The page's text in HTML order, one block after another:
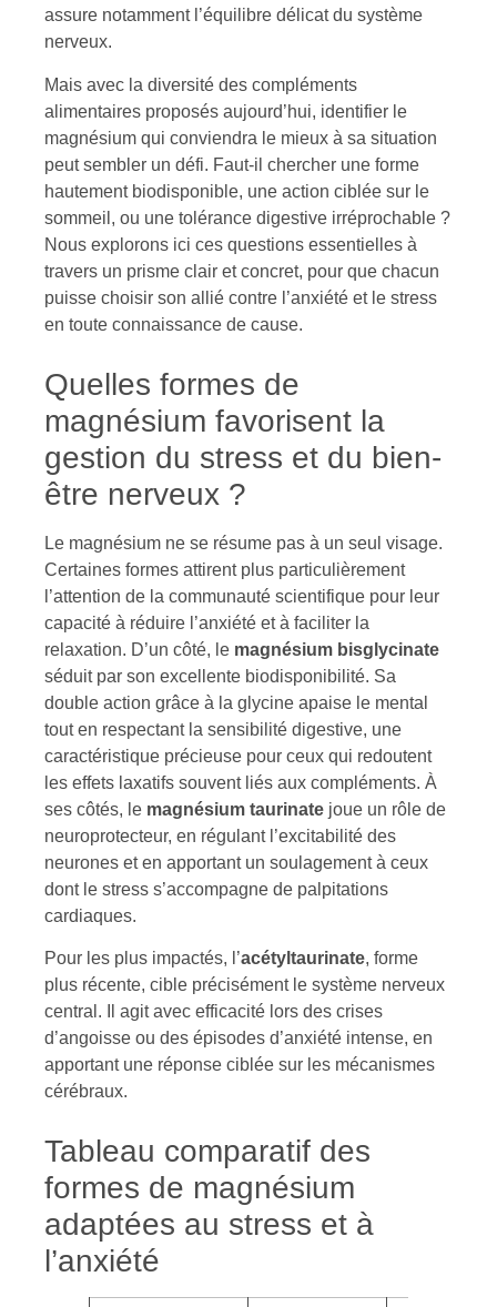
assure notamment l’équilibre délicat du système
nerveux.
Mais avec la diversité des compléments
alimentaires proposés aujourd’hui, identifier le
magnésium qui conviendra le mieux à sa situation
peut sembler un défi. Faut-il chercher une forme
hautement biodisponible, une action ciblée sur le
sommeil, ou une tolérance digestive irréprochable ?
Nous explorons ici ces questions essentielles à
travers un prisme clair et concret, pour que chacun
puisse choisir son allié contre l’anxiété et le stress
en toute connaissance de cause.
Quelles formes de
magnésium favorisent la
gestion du stress et du bien-
être nerveux ?
Le magnésium ne se résume pas à un seul visage.
Certaines formes attirent plus particulièrement
l’attention de la communauté scientifique pour leur
capacité à réduire l’anxiété et à faciliter la
relaxation. D’un côté, le magnésium bisglycinate
séduit par son excellente biodisponibilité. Sa
double action grâce à la glycine apaise le mental
tout en respectant la sensibilité digestive, une
caractéristique précieuse pour ceux qui redoutent
les effets laxatifs souvent liés aux compléments. À
ses côtés, le magnésium taurinate joue un rôle de
neuroprotecteur, en régulant l’excitabilité des
neurones et en apportant un soulagement à ceux
dont le stress s’accompagne de palpitations
cardiaques.
Pour les plus impactés, l’acétyltaurinate, forme
plus récente, cible précisément le système nerveux
central. Il agit avec efficacité lors des crises
d’angoisse ou des épisodes d’anxiété intense, en
apportant une réponse ciblée sur les mécanismes
cérébraux.
Tableau comparatif des
formes de magnésium
adaptées au stress et à
l’anxiété